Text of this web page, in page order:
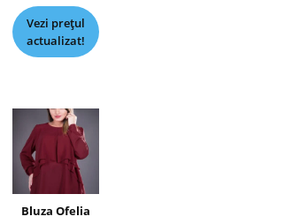
Vezi prețul
actualizat!
Bluza Ofelia